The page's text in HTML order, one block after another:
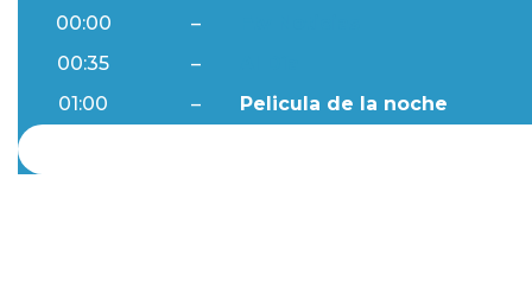
00:00 –
00:35
–
01:00
– Pelicula de la noche